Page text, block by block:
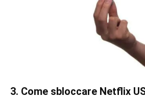
3. Come sbloccare Netflix